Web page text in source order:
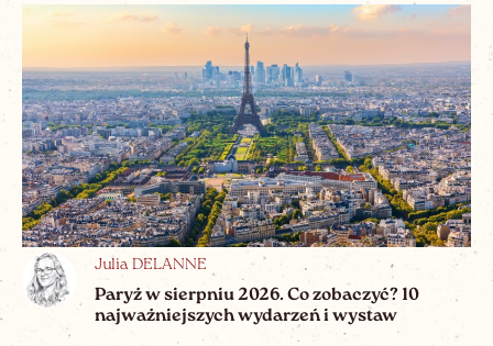
Julia DELANNE
Paryż w sierpniu 2026. Co zobaczyć? 10
najważniejszych wydarzeń i wystaw